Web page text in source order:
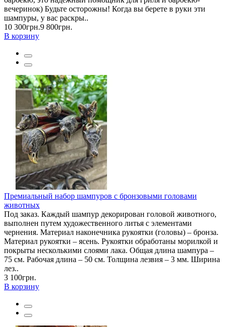
вечеринок) Будьте осторожны! Когда вы берете в руки эти
шампуры, у вас раскры..
10 300грн.9 800грн.
В корзину
Премиальный набор шампуров с бронзовыми головами
животных
Под заказ. Каждый шампур декорирован головой животного,
выполнен путем художественного литья с элементами
чернения. Материал наконечника рукоятки (головы) – бронза.
Материал рукоятки – ясень. Рукоятки обработаны морилкой и
покрыты несколькими слоями лака. Общая длина шампура –
75 см. Рабочая длина – 50 см. Толщина лезвия – 3 мм. Ширина
лез..
3 100грн.
В корзину